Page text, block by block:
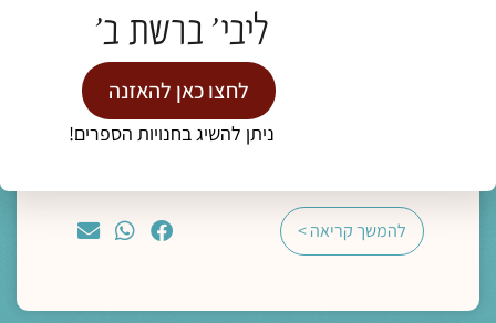
"מצאו משכן בתוך נפשותיכם, פנימה"- מסע
פואטי אל הדרך הביתה
להמשך קריאה >
ליבי' ברשת ב'
לחצו כאן להאזנה
ניתן להשיג בחנויות הספרים!